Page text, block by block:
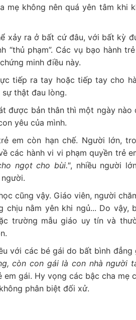
mẹ không nên quá yên tâm khi
xảy ra ở bất cứ đâu, với bất kỳ
phạm”. Các vụ bạo hành
minh điều này.
tiếp ra tay hoặc tiếp tay cho
thật đau lòng.
được bản thân thì một ngày nào
yêu của mình.
em còn hạn chế. Người lớn,
các hành vi vi phạm quyền trẻ
ngọt cho bùi.", nhiều người
cũng vậy. Giáo viên, người
chịu nằm yên khi ngủ... Do vậy,
trường mẫu giáo uy tín và
với các bé gái do bất bình đẳng
còn con gái là con nhà người
gái. Hy vọng các bậc cha mẹ
phân biệt đối xử.